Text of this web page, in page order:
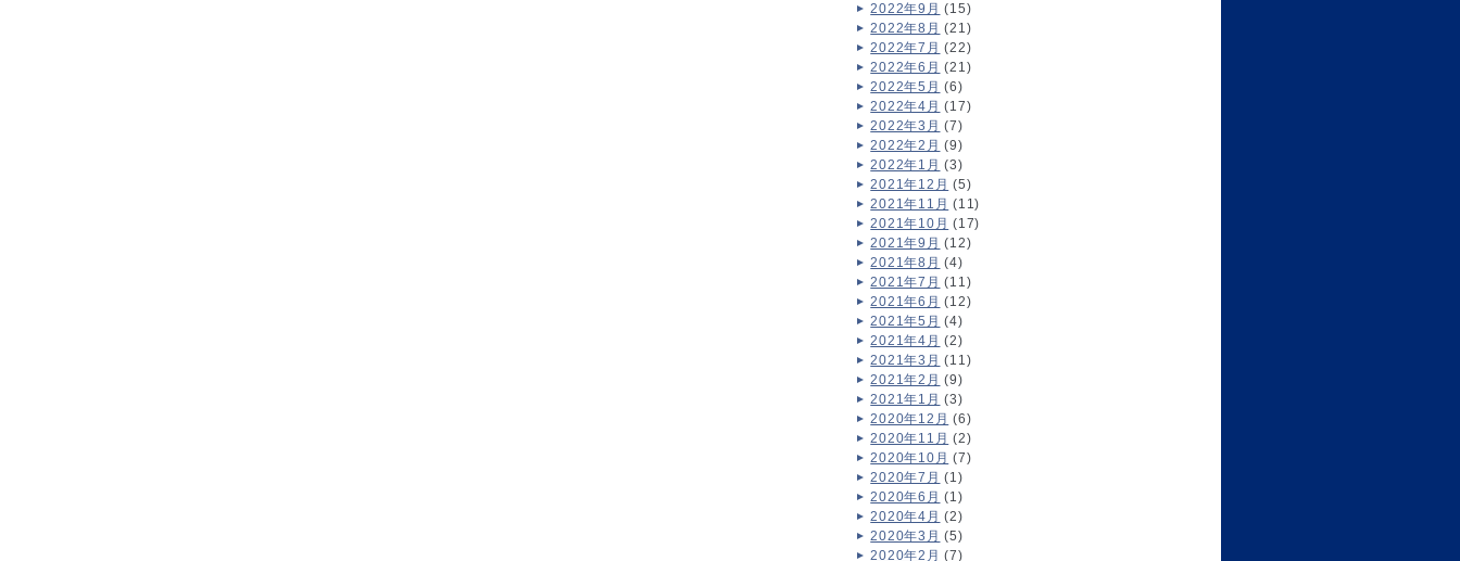
2022年9月 (15)
2022年8月 (21)
2022年7月 (22)
2022年6月 (21)
2022年5月 (6)
2022年4月 (17)
2022年3月 (7)
2022年2月 (9)
2022年1月 (3)
2021年12月 (5)
2021年11月 (11)
2021年10月 (17)
2021年9月 (12)
2021年8月 (4)
2021年7月 (11)
2021年6月 (12)
2021年5月 (4)
2021年4月 (2)
2021年3月 (11)
2021年2月 (9)
2021年1月 (3)
2020年12月 (6)
2020年11月 (2)
2020年10月 (7)
2020年7月 (1)
2020年6月 (1)
2020年4月 (2)
2020年3月 (5)
2020年2月 (7)